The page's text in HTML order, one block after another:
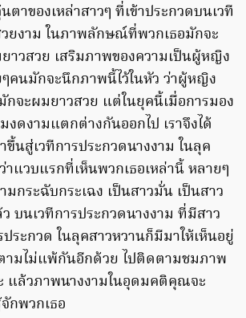
าของเหล่าสาวๆ ที่เข้าประกวดบนเวที
วยงาม ในภาพลักษณ์ที่พวกเธอมักจะ
าวสวย เสริมภาพของความเป็นผู้หญิง
คนมักจะนึกภาพนี้ไว้ในหัว ว่าผู้หญิง
กจะผมยาวสวย แต่ในยุคนี้เมื่อการมอง
ดงามแตกต่างกันออกไป เราจึงได้
ขึ้นสู่เวทีการประกวดนางงาม ในลุค
แวบแรกที่เห็นพวกเธอเหล่านี้ หลายๆ
กระฉับกระเฉง เป็นสาวมั่น เป็นสาว
บนเวทีการประกวดนางงาม ที่มีสาว
ระกวด ในลุคสาวหวานก็มีมาให้เห็นอยู่
ามไม่แพ้กันอีกด้วย ไปติดตามชมภาพ
แล้วภาพนางงามในอุดมคติคุณจะ
กพวกเธอ